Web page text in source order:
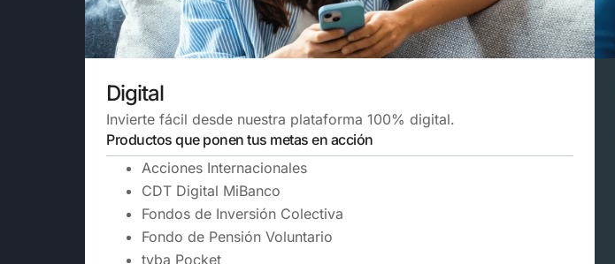
Digital
Invierte fácil desde nuestra plataforma 100% digital.
Productos que ponen tus metas en acción
Acciones Internacionales
CDT Digital MiBanco
Fondos de Inversión Colectiva
Fondo de Pensión Voluntario
tyba Pocket